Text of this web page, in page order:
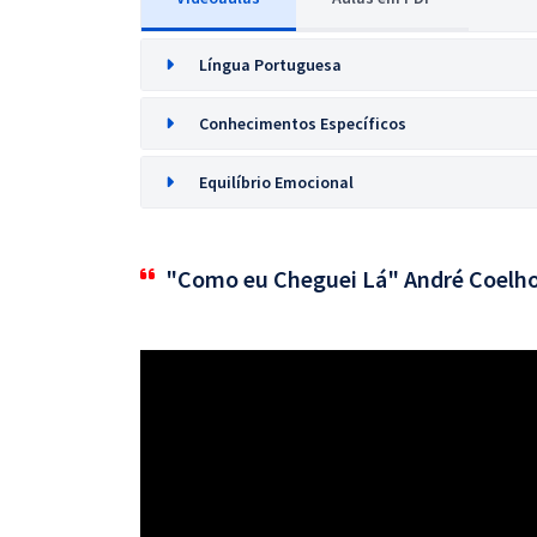
Língua Portuguesa
Conhecimentos Específicos
Equilíbrio Emocional
"Como eu Cheguei Lá" André